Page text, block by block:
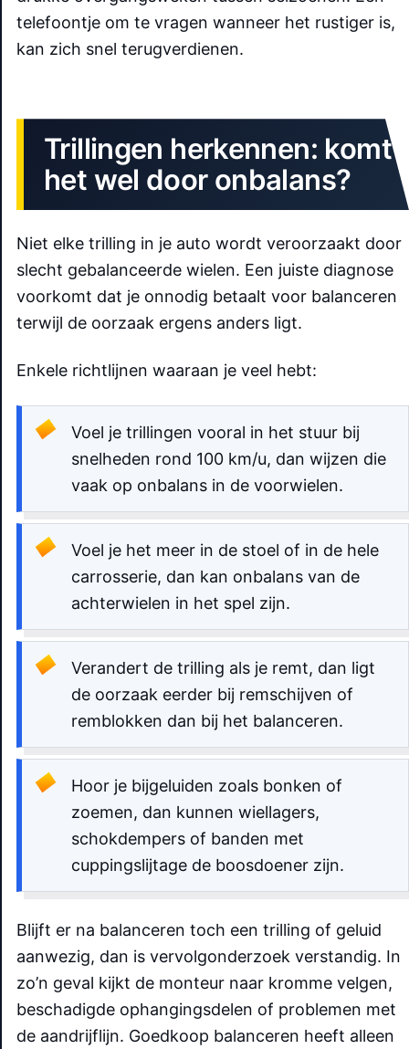
telefoontje om te vragen wanneer het rustiger is,
kan zich snel terugverdienen.
Trillingen herkennen: komt
het wel door onbalans?
Niet elke trilling in je auto wordt veroorzaakt door
slecht gebalanceerde wielen. Een juiste diagnose
voorkomt dat je onnodig betaalt voor balanceren
terwijl de oorzaak ergens anders ligt.
Enkele richtlijnen waaraan je veel hebt:
Voel je trillingen vooral in het stuur bij
snelheden rond 100 km/u, dan wijzen die
vaak op onbalans in de voorwielen.
Voel je het meer in de stoel of in de hele
carrosserie, dan kan onbalans van de
achterwielen in het spel zijn.
Verandert de trilling als je remt, dan ligt
de oorzaak eerder bij remschijven of
remblokken dan bij het balanceren.
Hoor je bijgeluiden zoals bonken of
zoemen, dan kunnen wiellagers,
schokdempers of banden met
cuppingslijtage de boosdoener zijn.
Blijft er na balanceren toch een trilling of geluid
aanwezig, dan is vervolgonderzoek verstandig. In
zo’n geval kijkt de monteur naar kromme velgen,
beschadigde ophangingsdelen of problemen met
de aandrijflijn. Goedkoop balanceren heeft alleen